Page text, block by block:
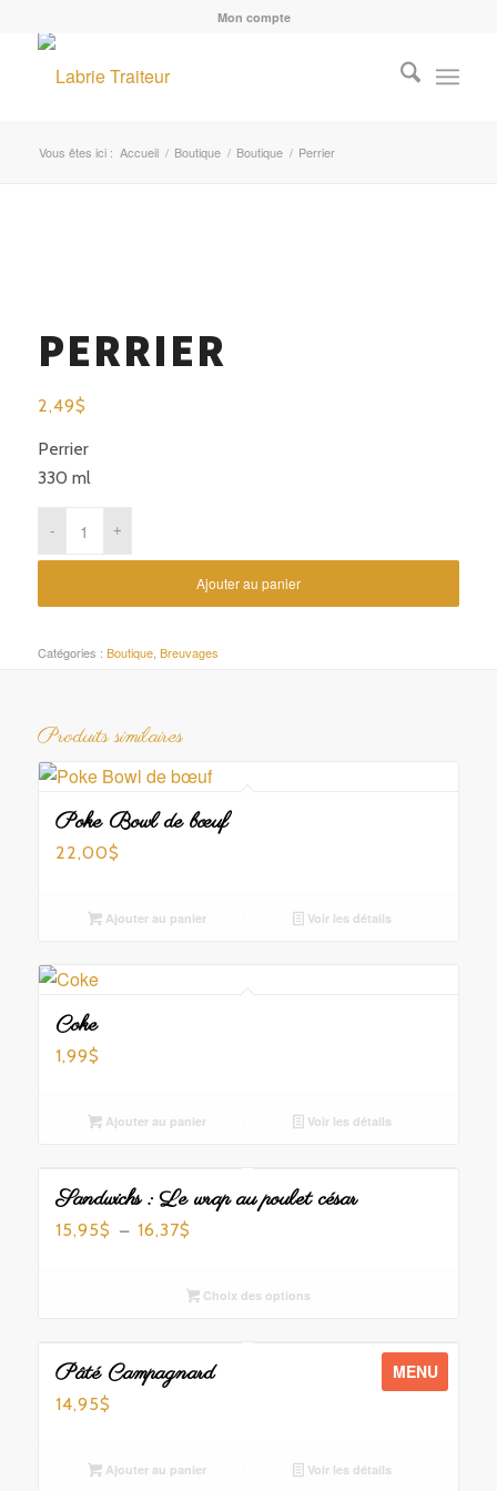
Mon compte
Vous êtes ici : Accueil / Boutique / Boutique / Perrier
PERRIER
2,49$
Perrier
330 ml
Ajouter au panier
Catégories : Boutique, Breuvages
Produits similaires
Poke Bowl de bœuf
22,00$
Ajouter au panier Voir les détails
Coke
1,99$
Ajouter au panier Voir les détails
Sandwichs : Le wrap au poulet césar
15,95$ – 16,37$
15,95$
16,37$
Choix des options
MENU
Pâté Campagnard
14,95$
Ajouter au panier Voir les détails